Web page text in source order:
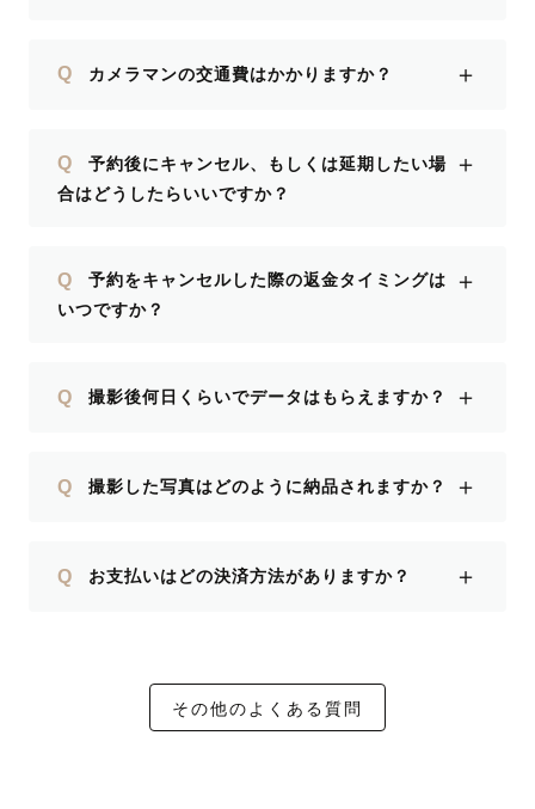
Q カメラマンの交通費はかかりますか？ ＋
Q
予約後にキャンセル、もしくは延期したい場
合はどうしたらいいですか？
＋
Q
予約をキャンセルした際の返金タイミングは
いつですか？
＋
Q 撮影後何日くらいでデータはもらえますか？ ＋
Q 撮影した写真はどのように納品されますか？ ＋
Q お支払いはどの決済方法がありますか？ ＋
その他のよくある質問